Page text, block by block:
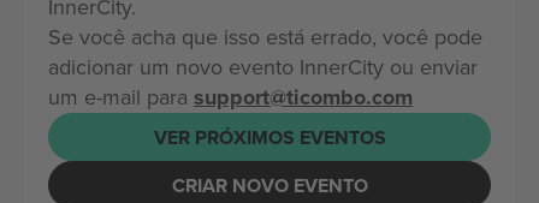
InnerCity.
Se você acha que isso está errado, você pode
adicionar um novo evento InnerCity ou enviar
um e-mail para support@ticombo.com
VER PRÓXIMOS EVENTOS
CRIAR NOVO EVENTO